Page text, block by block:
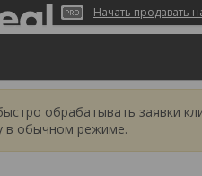
Начать продавать
обрабатывать заявки
в обычном режиме.